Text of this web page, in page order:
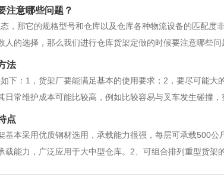
注意哪些问题？
，那它的规格型号和仓库以及仓库各种物流设备的匹配度
人的选择，那么我们进行仓库货架定做的时候要注意哪些
货架，设计货架之前要了解每个卡板货是多重，方便计
法
下：1，货架厂要能满足基本的使用要求；2，要尽可能大
日常维护成本可能比较高，例如比较容易与叉车发生碰撞
要考虑货架外的一些因素；例如有的货架虽便宜但存取率
也要考虑仓库
点
本采用优质钢材选用，承载能力很强，每层可承载500公
载能力，广泛应用于大中型仓库。2、可组合排列重型货架